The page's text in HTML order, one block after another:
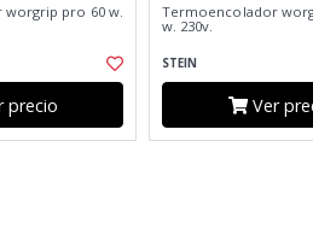
pro 60 w.
precio
Termoencolador
w. 230v.
STEIN
Ver